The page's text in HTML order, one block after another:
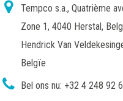
Tempco s.a., Quatrième
Zone 1, 4040 Herstal,
Hendrick Van
Belgïe
Bel ons nu: +32 4 248 92